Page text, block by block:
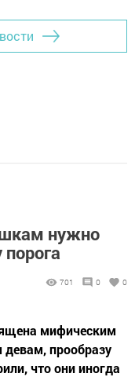
нужно
701 0 0
мифическим
прообразу
что они иногда